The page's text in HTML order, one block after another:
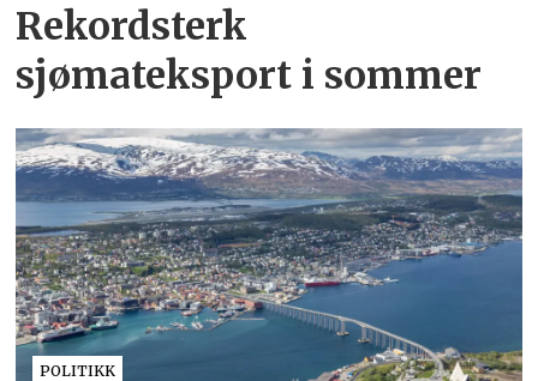
Rekordsterk
sjømateksport i sommer
POLITIKK